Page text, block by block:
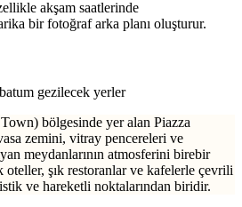
akşam saatlerinde
bir fotoğraf arka planı oluşturur.
bölgesinde yer alan Piazza
zemini, vitray pencereleri ve
meydanlarının atmosferini birebir
oteller, şık restoranlar ve kafelerle çevrili
ve hareketli noktalarından biridir.